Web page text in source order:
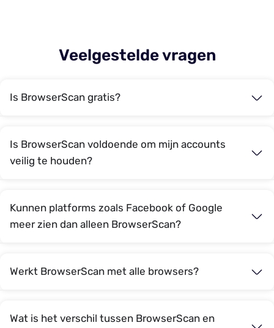
Veelgestelde vragen
Is BrowserScan gratis?
Is BrowserScan voldoende om mijn accounts
veilig te houden?
Kunnen platforms zoals Facebook of Google
meer zien dan alleen BrowserScan?
Werkt BrowserScan met alle browsers?
Wat is het verschil tussen BrowserScan en